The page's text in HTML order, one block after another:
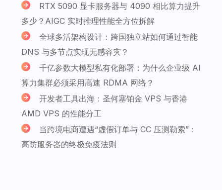
RTX 5090 显卡服务器与 4090 相比算力提升
多少？AIGC 实时推理性能全方位拆解
全球多活架构设计：跨国独立站如何通过智能
DNS 与多节点实现无感容灾？
千亿参数大模型私有化部署：为什么企业级 AI
算力集群必须采用高速 RDMA 网络？
开发者工具出海：圣何塞铂金 VPS 与香港
AMD VPS 的性能分工
当跨境电商遭遇“虚假订单与 CC 压测勒索”：
高防服务器的终极免疫法则